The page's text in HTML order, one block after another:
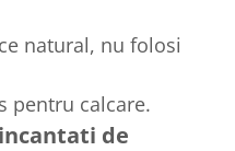
natural, nu folosi
pentru calcare.
de